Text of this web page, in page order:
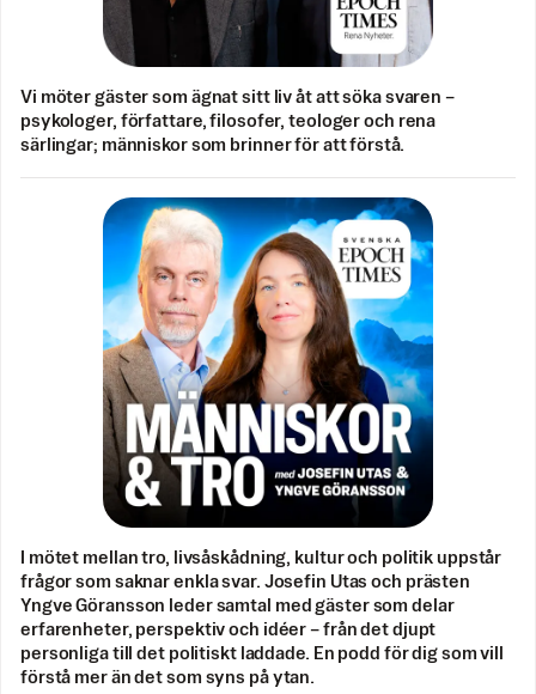
Vi möter gäster som ägnat sitt liv åt att söka svaren –
psykologer, författare, filosofer, teologer och rena
särlingar; människor som brinner för att förstå.
I mötet mellan tro, livsåskådning, kultur och politik uppstår
frågor som saknar enkla svar. Josefin Utas och prästen
Yngve Göransson leder samtal med gäster som delar
erfarenheter, perspektiv och idéer – från det djupt
personliga till det politiskt laddade. En podd för dig som vill
förstå mer än det som syns på ytan.